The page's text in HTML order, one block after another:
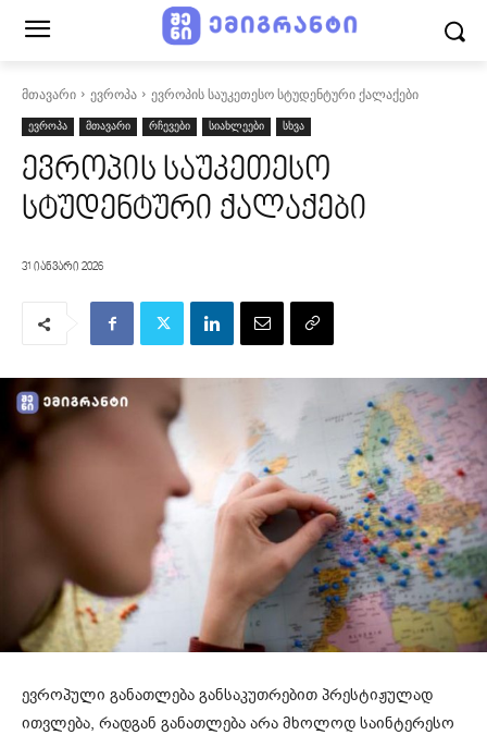
მთავარი ევროპა ევროპის საუკეთესო სტუდენტური ქალაქები
ევროპა მთავარი რჩევები სიახლეები სხვა
ევროპის საუკეთესო
სტუდენტური ქალაქები
31 იანვარი 2026
ევროპული განათლება განსაკუთრებით პრესტიჟულად
ითვლება, რადგან განათლება არა მხოლოდ საინტერესო